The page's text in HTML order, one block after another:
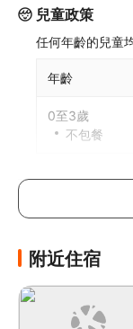
兒童政策
任何年齡的兒童
年齡
0至3歲
不包餐
每間房可允許
帶更多兒童，
加床政策
如有兒童同行
店查詢
附近住宿